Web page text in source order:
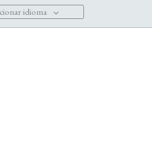
idioma